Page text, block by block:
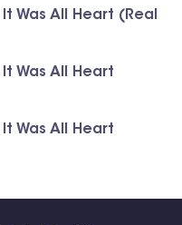
Was All Heart (Real
Was All Heart
Was All Heart